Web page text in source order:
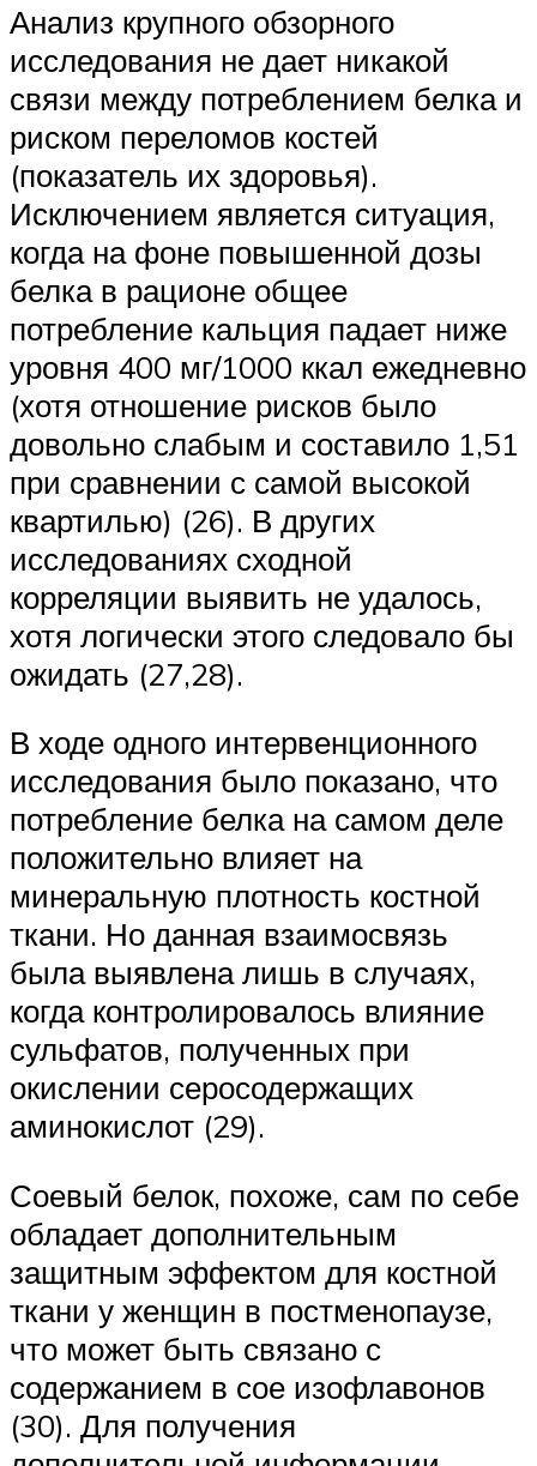
Анализ крупного обзорного
исследования не дает никакой
связи между потреблением белка и
риском переломов костей
(показатель их здоровья).
Исключением является ситуация,
когда на фоне повышенной дозы
белка в рационе общее
потребление кальция падает ниже
уровня 400 мг/1000 ккал ежедневно
(хотя отношение рисков было
довольно слабым и составило 1,51
при сравнении с самой высокой
квартилью) (26). В других
исследованиях сходной
корреляции выявить не удалось,
хотя логически этого следовало бы
ожидать (27,28).
В ходе одного интервенционного
исследования было показано, что
потребление белка на самом деле
положительно влияет на
минеральную плотность костной
ткани. Но данная взаимосвязь
была выявлена лишь в случаях,
когда контролировалось влияние
сульфатов, полученных при
окислении серосодержащих
аминокислот (29).
Соевый белок, похоже, сам по себе
обладает дополнительным
защитным эффектом для костной
ткани у женщин в постменопаузе,
что может быть связано с
содержанием в сое изофлавонов
(30). Для получения